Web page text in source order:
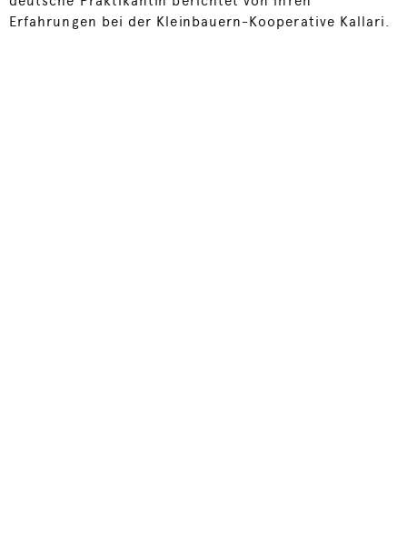
Erfahrungen bei der Kleinbauern-Kooperative Kallari.